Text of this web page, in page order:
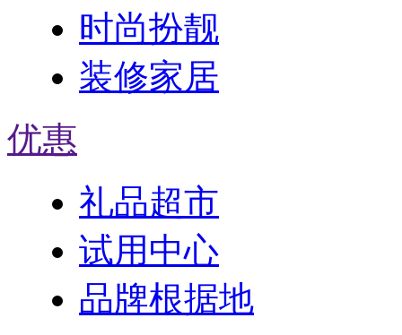
时尚扮靓
装修家居
优惠
礼品超市
试用中心
品牌根据地